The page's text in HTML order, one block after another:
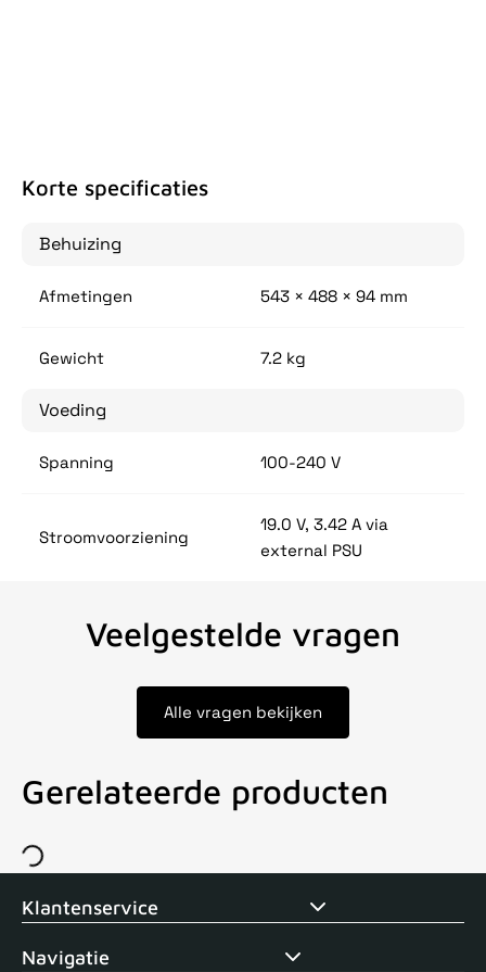
Korte specificaties
Behuizing
Afmetingen 543 × 488 × 94 mm
Gewicht 7.2 kg
Voeding
Spanning 100-240 V
Stroomvoorziening
19.0 V, 3.42 A via
external PSU
Veelgestelde vragen
Alle vragen bekijken
Gerelateerde producten
Voor 15uur besteld, zelfde dag verstuurd Echte winkel +35
Klantenservice
Navigatie